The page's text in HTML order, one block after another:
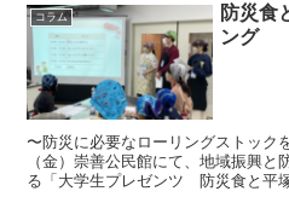
コラム
防災食
ング
〜防災に必要なローリングストック
（金）崇善公民館にて、地域振興
る「大学生プレゼンツ 防災食と平